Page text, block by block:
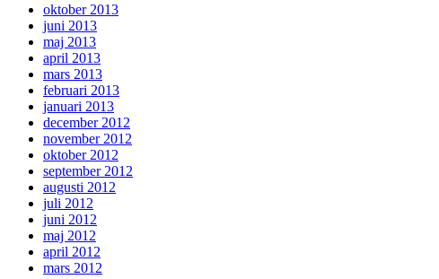
oktober 2013
juni 2013
maj 2013
april 2013
mars 2013
februari 2013
januari 2013
december 2012
november 2012
oktober 2012
september 2012
augusti 2012
juli 2012
juni 2012
maj 2012
april 2012
mars 2012